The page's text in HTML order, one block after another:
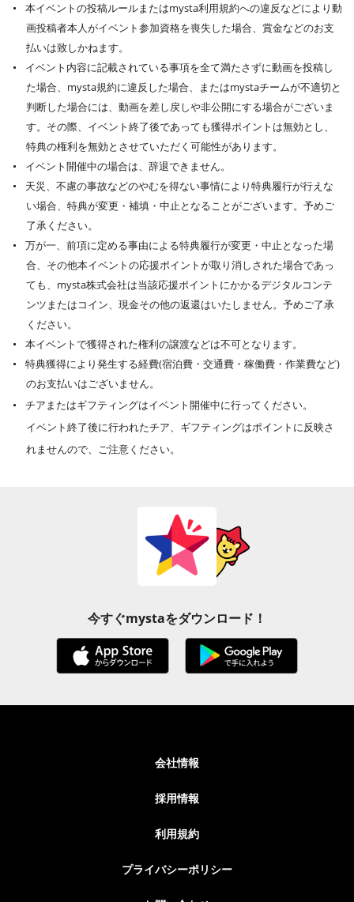
本イベントの投稿ルールまたはmysta利用規約への違反などにより動
画投稿者本人がイベント参加資格を喪失した場合、賞金などのお支
払いは致しかねます。
イベント内容に記載されている事項を全て満たさずに動画を投稿し
た場合、mysta規約に違反した場合、またはmystaチームが不適切と
判断した場合には、動画を差し戻しや非公開にする場合がございま
す。その際、イベント終了後であっても獲得ポイントは無効とし、
特典の権利を無効とさせていただく可能性があります。
イベント開催中の場合は、辞退できません。
天災、不慮の事故などのやむを得ない事情により特典履行が行えな
い場合、特典が変更・補填・中止となることがございます。予めご
了承ください。
万が一、前項に定める事由による特典履行が変更・中止となった場
合、その他本イベントの応援ポイントが取り消しされた場合であっ
ても、mysta株式会社は当該応援ポイントにかかるデジタルコンテ
ンツまたはコイン、現金その他の返還はいたしません。予めご了承
ください。
本イベントで獲得された権利の譲渡などは不可となります。
特典獲得により発生する経費(宿泊費・交通費・稼働費・作業費など)
のお支払いはございません。
チアまたはギフティングはイベント開催中に行ってください。
イベント終了後に行われたチア、ギフティングはポイントに反映さ
れませんので、ご注意ください。
今すぐmystaをダウンロード！
会社情報
採用情報
利用規約
プライバシーポリシー